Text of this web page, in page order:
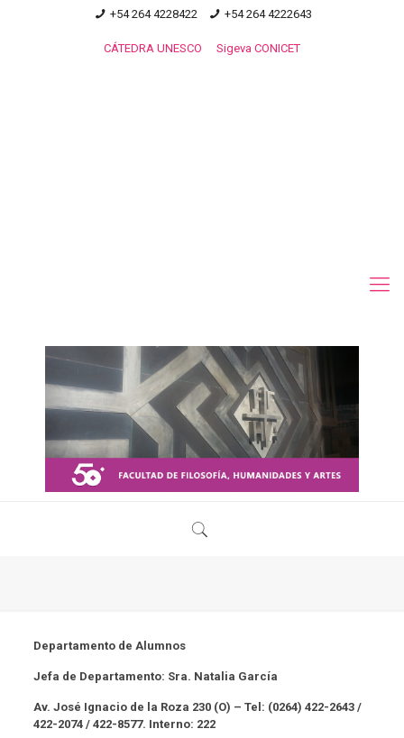
+54 264 4228422 +54 264 4222643
CÁTEDRA UNESCO Sigeva CONICET
Departamento de Alumnos
Jefa de Departamento: Sra. Natalia García
Av. José Ignacio de la Roza 230 (O) – Tel: (0264) 422-2643 /
422-2074 / 422-8577. Interno: 222